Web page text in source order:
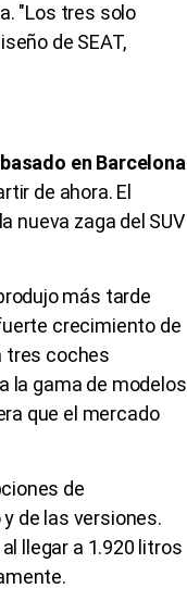
"Los tres solo
de SEAT,
en Barcelona
de ahora. El
nueva zaga del SUV
más tarde
crecimiento de
tres coches
la gama de modelos
que el mercado
de
de las versiones.
llegar a 1.920 litros